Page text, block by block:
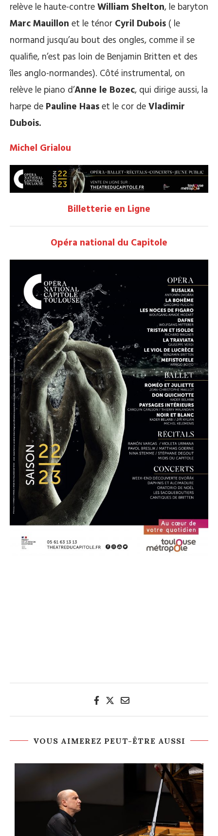
relève le haute-contreWilliam Shelton, le baryton
Marc Mauillon et le ténor Cyril Dubois ( le
normand jusqu’au bout des ongles, comme il se
qualifie, n’est pas loin de Benjamin Britten et des
îles anglo-normandes). Côté instrumental, on
relève le piano d’Anne le Bozec, qui dirige aussi, la
harpe de Pauline Haaset le cor deVladimir
Dubois.
Michel Grialou
Billetterie en Ligne
Opéra national du Capitole
VOUS AIMEREZ PEUT-ÊTRE AUSSI